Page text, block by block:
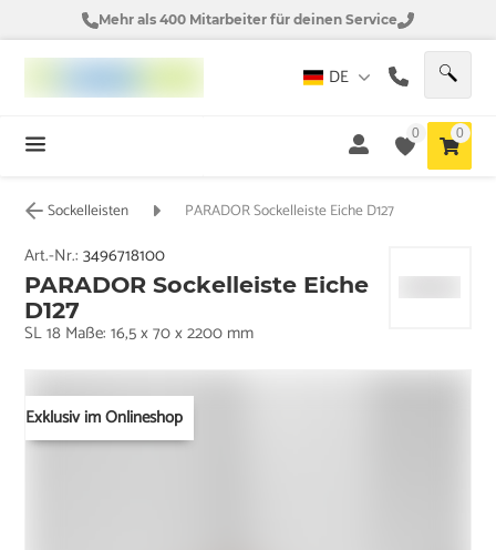
Mehr als 400 Mitarbeiter für deinen Service
DE
0 0
Sockelleisten PARADOR Sockelleiste Eiche D127
Exklusiv im Onlineshop
Art.-Nr.:3496718100
PARADOR Sockelleiste Eiche
D127
SL 18 Maße: 16,5 x 70 x 2200 mm